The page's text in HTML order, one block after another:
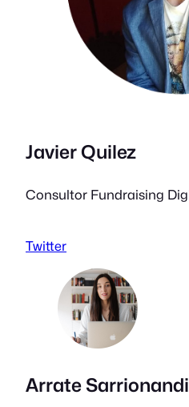
Javier Quilez
Consultor Fundraising
Twitter
Arrate